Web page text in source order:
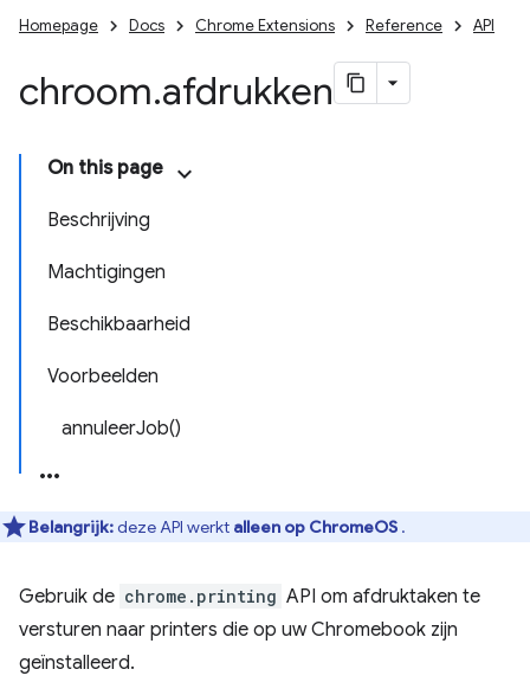
Homepage Docs Chrome Extensions Reference API
chroom.afdrukken
On this page
Beschrijving
Machtigingen
Beschikbaarheid
Voorbeelden
annuleerJob()
Belangrijk:deze API werkt alleen op ChromeOS .
Gebruik de chrome.printing API om afdruktaken te
versturen naar printers die op uw Chromebook zijn
geïnstalleerd.